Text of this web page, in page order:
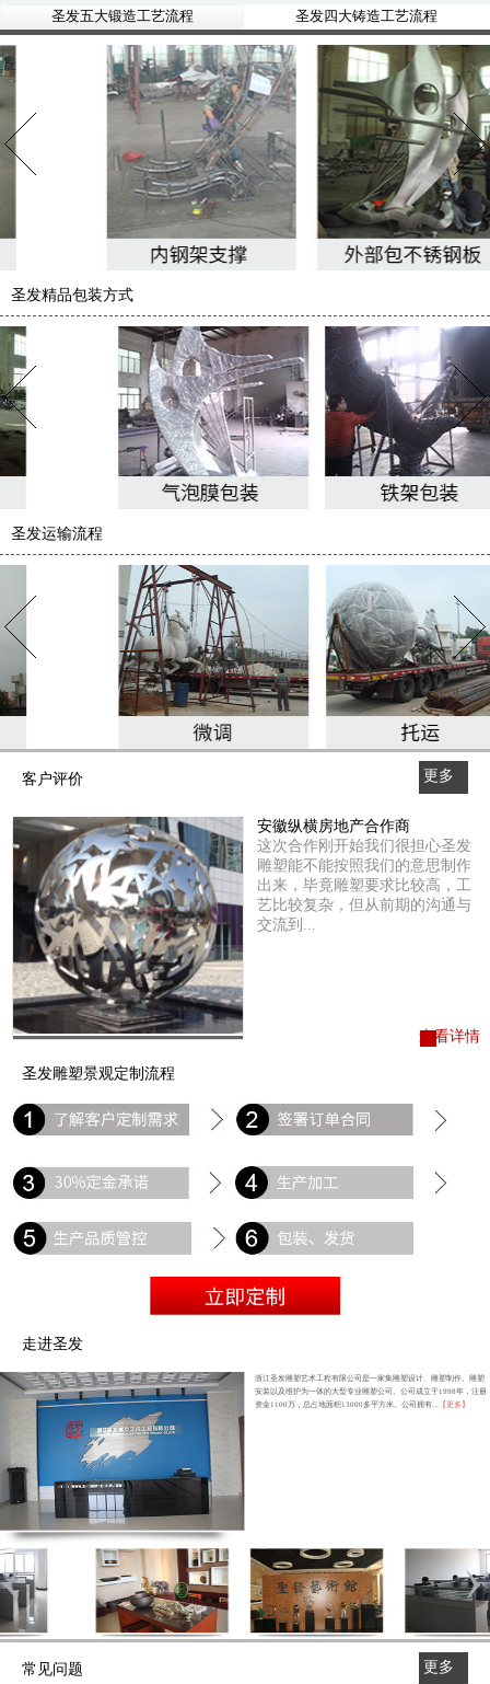
圣发五大锻造工艺流程 圣发四大铸造工艺流程
圣发精品包装方式
圣发运输流程
客户评价
更多
查看详情
安徽纵横房地产合作商
这次合作刚开始我们很担心圣发
雕塑能不能按照我们的意思制作
出来，毕竟雕塑要求比较高，工
艺比较复杂，但从前期的沟通与
交流到...
圣发雕塑景观定制流程
走进圣发
浙江圣发雕塑艺术工程有限公司是一家集雕塑设计、雕塑制作、雕塑
安装以及维护为一体的大型专业雕塑公司。公司成立于1998年，注册
资金1100万，总占地面积13000多平方米。公司拥有...
【更多】
常见问题
更多